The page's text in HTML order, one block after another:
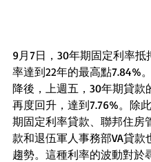
9月7日，30年期固定利率抵
率達到22年的最高點7.84%
降後，上週五，30年期貸款
再度回升，達到7.76%。除
期固定利率貸款、聯邦住房
款和退伍軍人事務部VA貸款
趨勢。這種利率的波動對於